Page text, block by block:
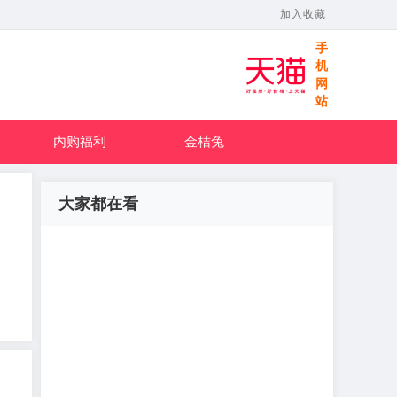
加入收藏
手
机
网
站
内购福利 金桔兔
大家都在看